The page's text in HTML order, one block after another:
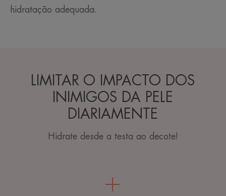
hidratação adequada.
LIMITAR O IMPACTO DOS
INIMIGOS DA PELE
DIARIAMENTE
Hidrate desde a testa ao decote!